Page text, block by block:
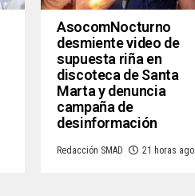
AsocomNocturno
desmiente video de
supuesta riña en
discoteca de Santa
Marta y denuncia
campaña de
desinformación
Redacción SMAD 21 horas ago